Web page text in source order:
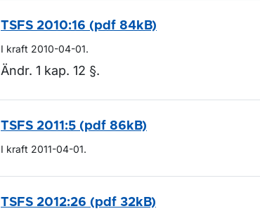
TSFS 2010:16 (pdf 84kB)
I kraft 2010-04-01.
Ändr. 1 kap. 12 §.
TSFS 2011:5 (pdf 86kB)
I kraft 2011-04-01.
TSFS 2012:26 (pdf 32kB)